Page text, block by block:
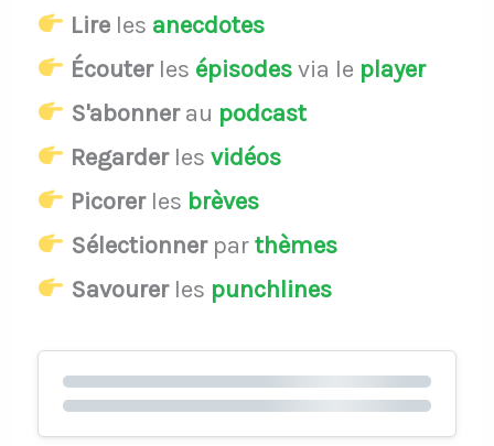
Lireles anecdotes
Écouterles épisodesvia le player
S'abonnerau podcast
Regarderles vidéos
Picorerles brèves
Sélectionnerparthèmes
Savourerles punchlines